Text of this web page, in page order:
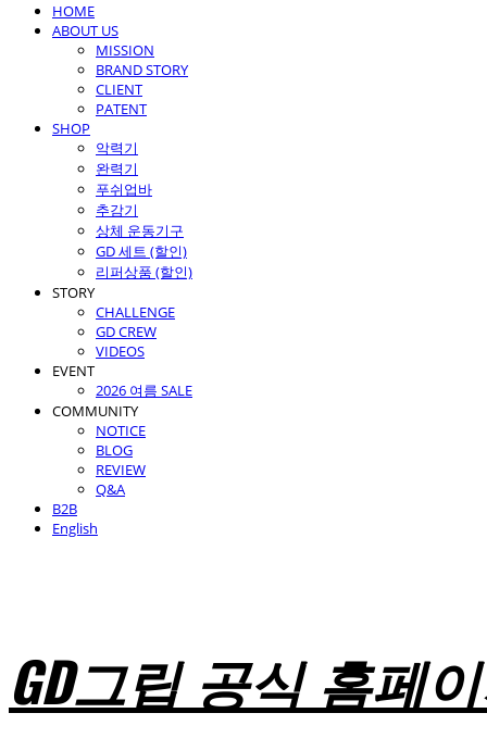
HOME
ABOUT US
MISSION
BRAND STORY
CLIENT
PATENT
SHOP
악력기
완력기
푸쉬업바
추감기
상체 운동기구
GD 세트 (할인)
리퍼상품 (할인)
STORY
CHALLENGE
GD CREW
VIDEOS
EVENT
2026 여름 SALE
COMMUNITY
NOTICE
BLOG
REVIEW
Q&A
B2B
English
GD그립 공식 홈페